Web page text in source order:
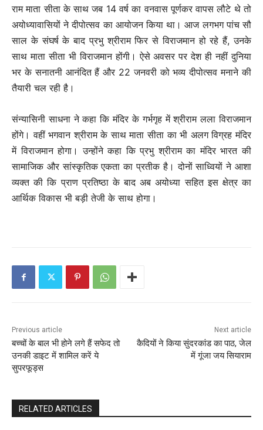
राम माता सीता के साथ जब 14 वर्ष का वनवास पूर्णकर वापस लौटे थे तो
अयोध्यावासियों ने दीपोत्सव का आयोजन किया था। आज लगभग पांच सौ
साल के संघर्ष के बाद प्रभु श्रीराम फिर से विराजमान हो रहे हैं, उनके
साथ माता सीता भी विराजमान होंगी। ऐसे अवसर पर देश ही नहीं दुनिया
भर के सनातनी आनंदित हैं और 22 जनवरी को भव्य दीपोत्सव मनाने की
तैयारी चल रही है।
संन्यासिनी साधना ने कहा कि मंदिर के गर्भगृह में श्रीराम लला विराजमान
होंगे। वहीं भगवान श्रीराम के साथ माता सीता का भी अलग विग्रह मंदिर
में विराजमान होगा। उन्होंने कहा कि प्रभु श्रीराम का मंदिर भारत की
सामाजिक और सांस्कृतिक एकता का प्रतीक है। दोनों साध्वियों ने आशा
व्यक्त की कि प्राण प्रतिष्ठा के बाद अब अयोध्या सहित इस क्षेत्र का
आर्थिक विकास भी बड़ी तेजी के साथ होगा।
Previous article
बच्‍चों के बाल भी होने लगे हैं सफेद तो
उनकी डाइट में शामिल करें ये
सुपरफूड्स
Next article
कैदियों ने किया सुंदरकांड का पाठ, जेल
में गूंजा जय सियाराम
RELATED ARTICLES